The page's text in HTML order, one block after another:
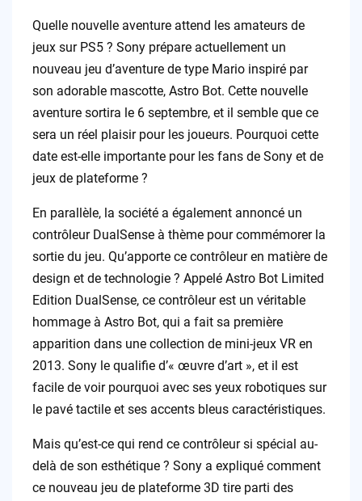
Quelle nouvelle aventure attend les amateurs de
jeux sur PS5 ? Sony prépare actuellement un
nouveau jeu d’aventure de type Mario inspiré par
son adorable mascotte, Astro Bot. Cette nouvelle
aventure sortira le 6 septembre, et il semble que ce
sera un réel plaisir pour les joueurs. Pourquoi cette
date est-elle importante pour les fans de Sony et de
jeux de plateforme ?
En parallèle, la société a également annoncé un
contrôleur DualSense à thème pour commémorer la
sortie du jeu. Qu’apporte ce contrôleur en matière de
design et de technologie ? Appelé Astro Bot Limited
Edition DualSense, ce contrôleur est un véritable
hommage à Astro Bot, qui a fait sa première
apparition dans une collection de mini-jeux VR en
2013. Sony le qualifie d’« œuvre d’art », et il est
facile de voir pourquoi avec ses yeux robotiques sur
le pavé tactile et ses accents bleus caractéristiques.
Mais qu’est-ce qui rend ce contrôleur si spécial au-
delà de son esthétique ? Sony a expliqué comment
ce nouveau jeu de plateforme 3D tire parti des